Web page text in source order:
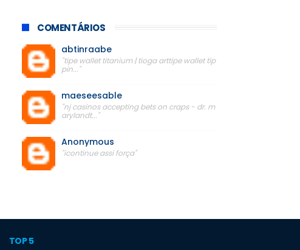
COMENTÁRIOS
abtinraabe
"tipe wallet titanium | tioga arttipe wallet tip
pin..."
maeseesable
"nj casinos accepting bets on craps - dr. m
arylandt..."
Anonymous
"icontinue assi força"
TOP 5